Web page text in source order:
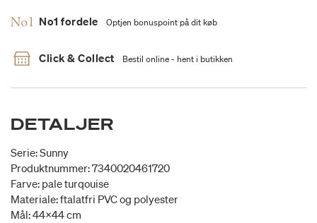
No1 fordele Optjen bonuspoint på dit køb
Click & Collect Bestil online - hent i butikken
DETALJER
Serie: Sunny
Produktnummer: 7340020461720
Farve: pale turqouise
Materiale: ftalatfri PVC og polyester
Mål: 44x44 cm